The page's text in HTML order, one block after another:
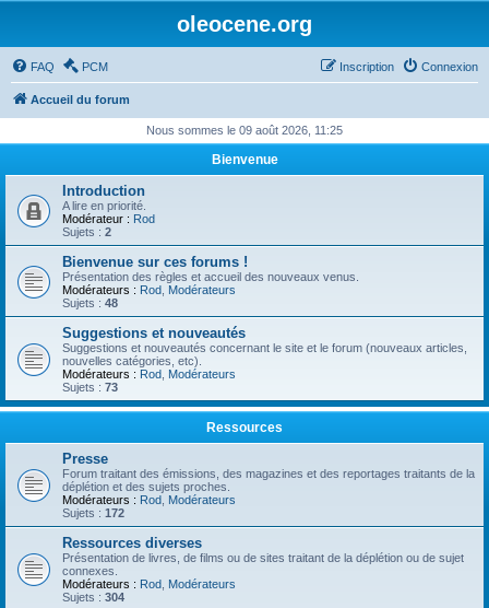
oleocene.org
FAQ PCM Connexion
Inscription
Accueil du forum
Nous sommes le 09 août 2026, 11:25
Bienvenue
Introduction
A lire en priorité.
Modérateur : Rod
Sujets : 2
Bienvenue sur ces forums !
Présentation des règles et accueil des nouveaux venus.
Modérateurs : Rod Modérateurs
Sujets : 48
Suggestions et nouveautés
Suggestions et nouveautés concernant le site et le forum (nouveaux articles,
nouvelles catégories, etc).
Modérateurs : Rod Modérateurs
Sujets : 73
Ressources
Presse
Forum traitant des émissions, des magazines et des reportages traitants de la
déplétion et des sujets proches.
Modérateurs : Rod Modérateurs
Sujets : 172
Ressources diverses
Présentation de livres, de films ou de sites traitant de la déplétion ou de sujet
connexes.
Modérateurs : Rod Modérateurs
Sujets : 304